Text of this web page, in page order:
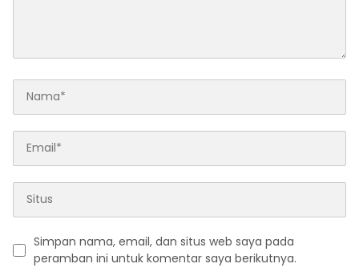
Simpan nama, email, dan situs web saya pada
peramban ini untuk komentar saya berikutnya.